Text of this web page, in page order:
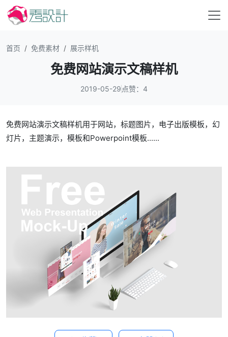
首页 免费素材 展示样机
免费网站演示文稿样机
2019-05-29 点赞：4
免费网站演示文稿样机用于网站，标题图片，电子出版模板，幻
灯片，主题演示，模板和Powerpoint模板......